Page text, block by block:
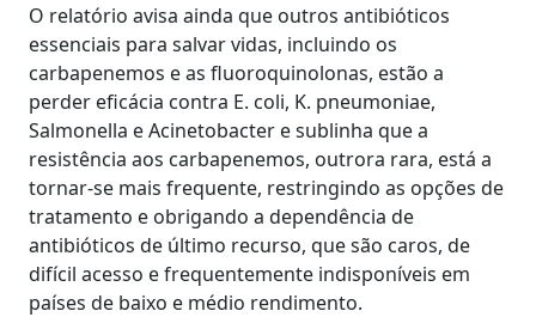
O relatório avisa ainda que outros antibióticos
essenciais para salvar vidas, incluindo os
carbapenemos e as fluoroquinolonas, estão a
perder eficácia contra E. coli, K. pneumoniae,
Salmonella e Acinetobacter e sublinha que a
resistência aos carbapenemos, outrora rara, está a
tornar-se mais frequente, restringindo as opções de
tratamento e obrigando a dependência de
antibióticos de último recurso, que são caros, de
difícil acesso e frequentemente indisponíveis em
países de baixo e médio rendimento.